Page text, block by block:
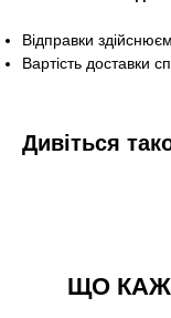
Відправки
Вартість доставки
Дивіться
ЩО